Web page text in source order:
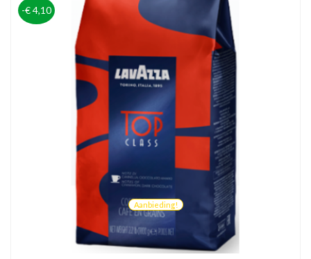
-€ 4,10
Aanbieding!